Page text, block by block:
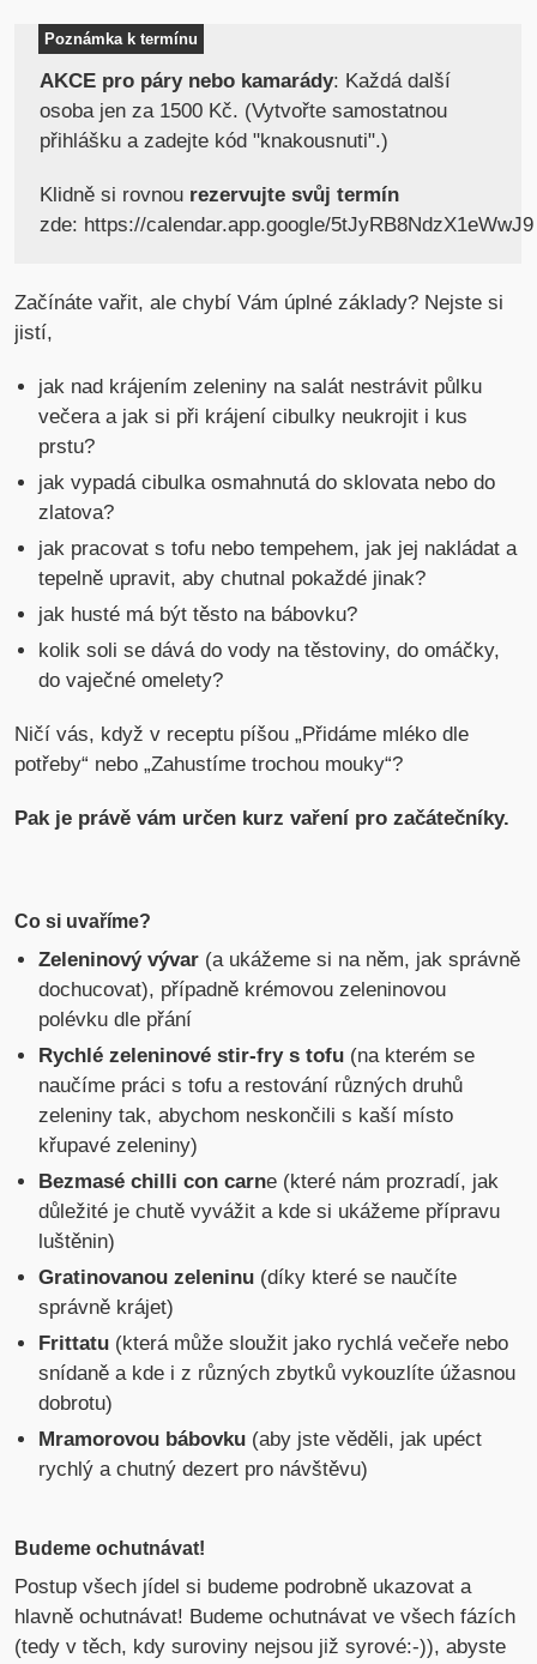
Poznámka k termínu
AKCE pro páry nebo kamarády: Každá další
osoba jen za 1500 Kč. (Vytvořte samostatnou
přihlášku a zadejte kód "knakousnuti".)
Klidně si rovnou rezervujte svůj termín
zde: https://calendar.app.google/5tJyRB8NdzX1eWwJ9
Začínáte vařit, ale chybí Vám úplné základy? Nejste si
jistí,
jak nad krájením zeleniny na salát nestrávit půlku
večera a jak si při krájení cibulky neukrojit i kus
prstu?
jak vypadá cibulka osmahnutá do sklovata nebo do
zlatova?
jak pracovat s tofu nebo tempehem, jak jej nakládat a
tepelně upravit, aby chutnal pokaždé jinak?
jak husté má být těsto na bábovku?
kolik soli se dává do vody na těstoviny, do omáčky,
do vaječné omelety?
Ničí vás, když v receptu píšou „Přidáme mléko dle
potřeby“ nebo „Zahustíme trochou mouky“?
Pak je právě vám určen kurz vaření pro začátečníky.
Co si uvaříme?
Zeleninový vývar (a ukážeme si na něm, jak správně
dochucovat), případně krémovou zeleninovou
polévku dle přání
Rychlé zeleninové stir-fry s tofu (na kterém se
naučíme práci s tofu a restování různých druhů
zeleniny tak, abychom neskončili s kaší místo
křupavé zeleniny)
Bezmasé chilli con carne (které nám prozradí, jak
důležité je chutě vyvážit a kde si ukážeme přípravu
luštěnin)
Gratinovanou zeleninu (díky které se naučíte
správně krájet)
Frittatu (která může sloužit jako rychlá večeře nebo
snídaně a kde i z různých zbytků vykouzlíte úžasnou
dobrotu)
Mramorovou bábovku (aby jste věděli, jak upéct
rychlý a chutný dezert pro návštěvu)
Budeme ochutnávat!
Postup všech jídel si budeme podrobně ukazovat a
hlavně ochutnávat! Budeme ochutnávat ve všech fázích
(tedy v těch, kdy suroviny nejsou již syrové:-)), abyste